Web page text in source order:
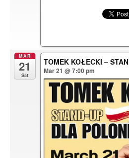
MAR
21
Sat
TOMEK KOŁECKI –
Mar 21 @ 7:00 pm